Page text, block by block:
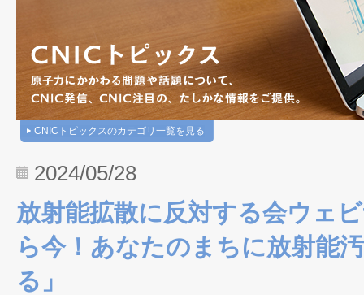
CNICトピックスのカテゴリ一覧を見る
2024/05/28
放射能拡散に反対する会ウェ
ら今！あなたのまちに放射能
る」